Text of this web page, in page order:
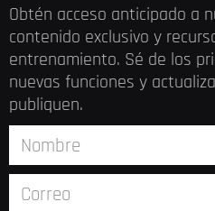
Obtén acceso anticipado a
contenido exclusivo y
entrenamiento. Sé de los
nuevas funciones y
publiquen.